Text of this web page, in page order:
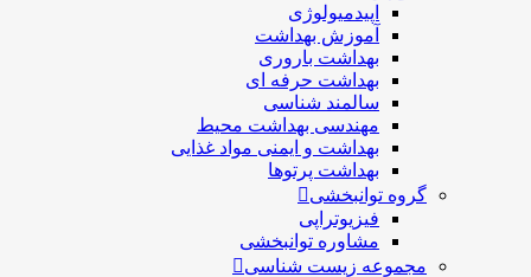
اپیدمیولوژی
آموزش بهداشت
بهداشت باروری
بهداشت حرفه ای
سالمند شناسی
مهندسی بهداشت محيط
بهداشت و ایمنی مواد غذایی
بهداشت پرتوها
گروه توانبخشی
فیزیوتراپی
مشاوره توانبخشی
مجموعه زیست شناسی